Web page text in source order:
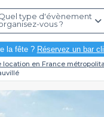
type d'évènement
vous ?
la fête ? Réservez un bar
location en France